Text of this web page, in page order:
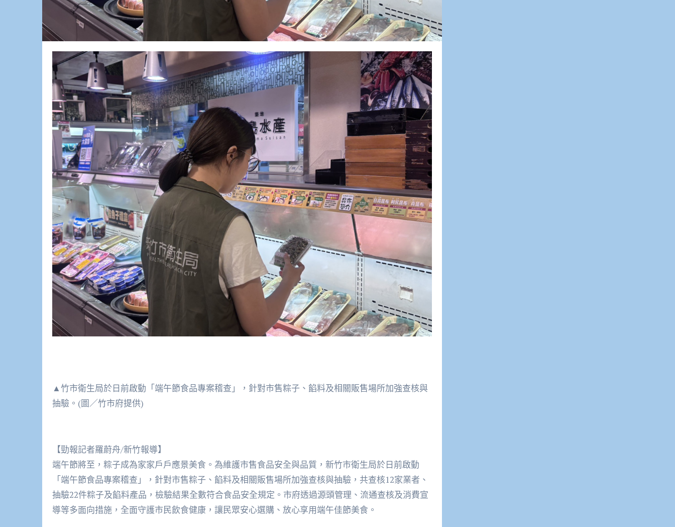
▲竹市衛生局於日前啟動「端午節食品專案稽查」，針對市售粽子、餡料及相關販售場所加強查核與
抽驗。(圖／竹市府提供)
【勁報記者羅蔚舟/新竹報導】
端午節將至，粽子成為家家戶戶應景美食。為維護市售食品安全與品質，新竹市衛生局於日前啟動
「端午節食品專案稽查」，針對市售粽子、餡料及相關販售場所加強查核與抽驗，共查核12家業者、
抽驗22件粽子及餡料產品，檢驗結果全數符合食品安全規定。市府透過源頭管理、流通查核及消費宣
導等多面向措施，全面守護市民飲食健康，讓民眾安心選購、放心享用端午佳節美食。